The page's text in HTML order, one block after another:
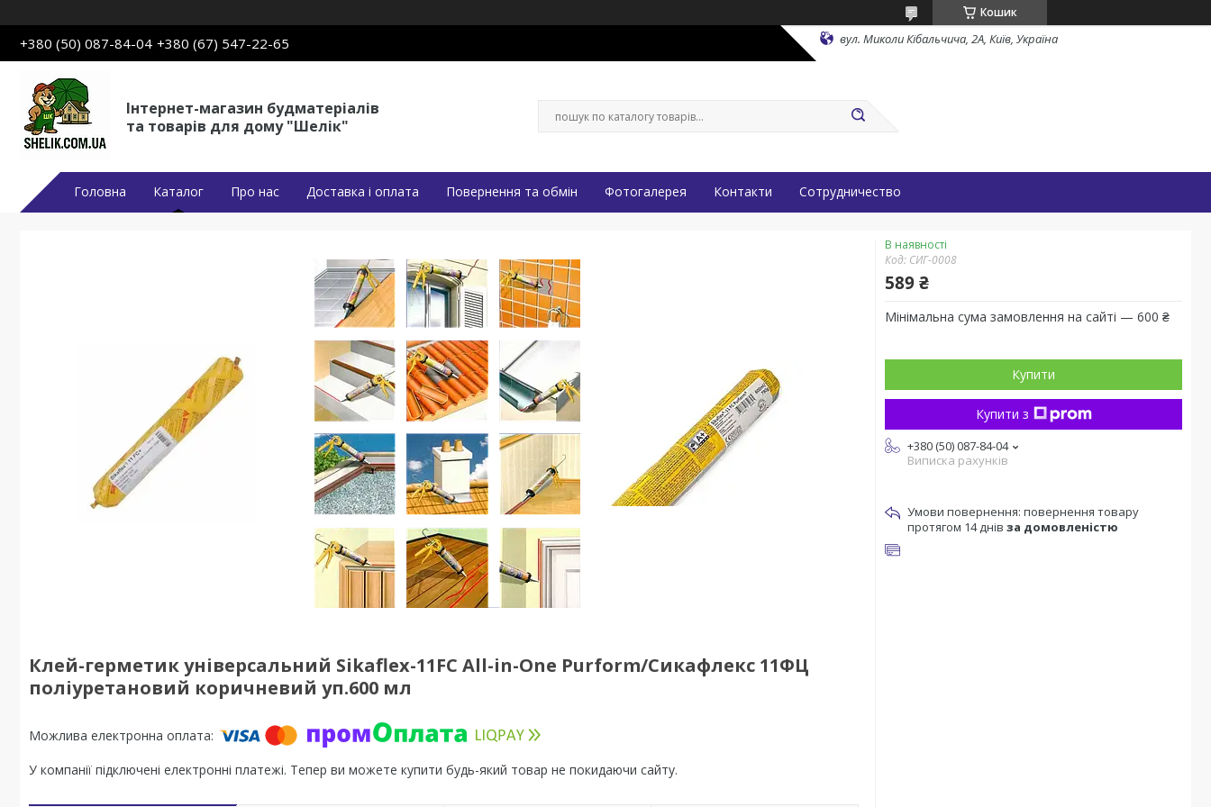
Кошик
+380 (50) 087-84-04 +380 (67) 547-22-65 вул. Миколи Кібальчича, 2А, Київ, Україна
Інтернет-магазин будматеріалів
та товарів для дому "Шелік"
Головна Каталог Про нас Доставка і оплата Повернення та обмін Фотогалерея Контакти Сотрудничество
Клей-герметик універсальний Sikaflex-11FC All-in-One Purform/Сикафлекс 11ФЦ
поліуретановий коричневий уп.600 мл
У компанії підключені електронні платежі. Тепер ви можете купити будь-який товар не покидаючи сайту.
В наявності
Код: СИГ-0008
589 ₴
Мінімальна сума замовлення на сайті — 600 ₴
Купити
Купити з
+380 (50) 087-84-04
Виписка рахунків
повернення товару
протягом 14 днів за домовленістю